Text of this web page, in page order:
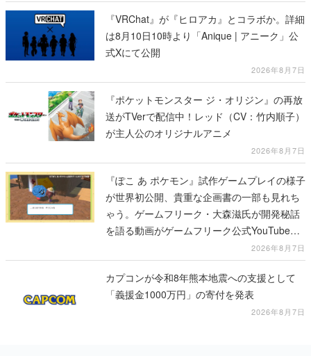
『VRChat』が『ヒロアカ』とコラボか。詳細
は8月10日10時より「Anique | アニーク」公
式Xにて公開
2026年8月7日
『ポケットモンスター ジ・オリジン』の再放
送がTVerで配信中！レッド（CV：竹内順子）
が主人公のオリジナルアニメ
2026年8月7日
『ぽこ あ ポケモン』試作ゲームプレイの様子
が世界初公開、貴重な企画書の一部も見れち
ゃう。ゲームフリーク・大森滋氏が開発秘話
を語る動画がゲームフリーク公式YouTubeで
2026年8月7日
カプコンが令和8年熊本地震への支援として
「義援金1000万円」の寄付を発表
2026年8月7日